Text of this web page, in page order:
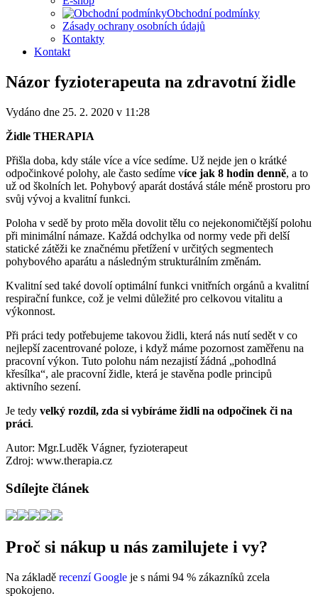
Obchodní podmínky
Zásady ochrany osobních údajů
Kontakty
Kontakt
Názor fyzioterapeuta na zdravotní židle
Vydáno dne 25. 2. 2020 v 11:28
Židle THERAPIA
Přišla doba, kdy stále více a více sedíme. Už nejde jen o krátké
odpočinkové polohy, ale často sedíme více jak 8 hodin denně, a to
už od školních let. Pohybový aparát dostává stále méně prostoru pro
svůj vývoj a kvalitní funkci.
Poloha v sedě by proto měla dovolit tělu co nejekonomičtější polohu
při minimální námaze. Každá odchylka od normy vede při delší
statické zátěži ke značnému přetížení v určitých segmentech
pohybového aparátu a následným strukturálním změnám.
Kvalitní sed také dovolí optimální funkci vnitřních orgánů a kvalitní
respirační funkce, což je velmi důležité pro celkovou vitalitu a
výkonnost.
Při práci tedy potřebujeme takovou židli, která nás nutí sedět v co
nejlepší zacentrované poloze, i když máme pozornost zaměřenu na
pracovní výkon. Tuto polohu nám nezajistí žádná „pohodlná
křesílka“, ale pracovní židle, která je stavěna podle principů
aktivního sezení.
Je tedy velký rozdíl, zda si vybíráme židli na odpočinek či na
práci.
Autor: Mgr.Luděk Vágner, fyzioterapeut
Zdroj: www.therapia.cz
Sdílejte článek
Proč si nákup u nás zamilujete i vy?
Na základě recenzí Google je s námi 94 % zákazníků zcela
spokojeno.